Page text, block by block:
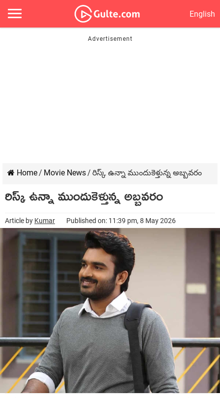
English
Home/ Movie News/ రిస్క్ ఉన్నా ముందుకెళ్తున్న అబ్బవరం
రిస్క్ ఉన్నా ముందుకెళ్తున్న అబ్బవరం
Article by Kumar Published on: 11:39 pm, 8 May 2026